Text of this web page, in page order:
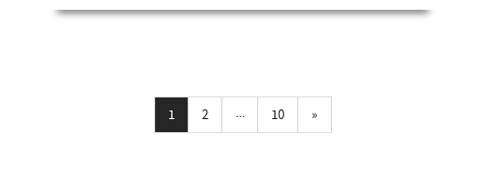
1 2 ... 10 »